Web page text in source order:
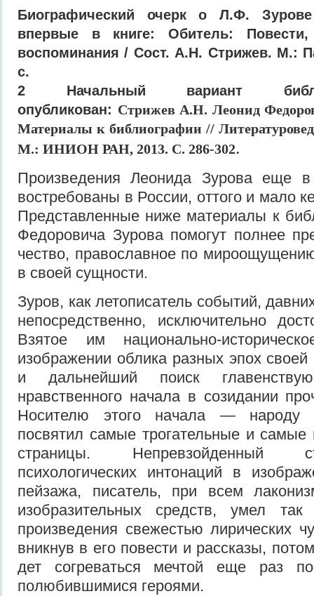
Биографический очерк о Л.Ф.
впервые в книге: Обитель:
воспоминания / Сост. А.Н. Стрижев. М.:
с.
2 Начальный вариант
опубликован: Стрижев А.Н. Леонид
Материалы к библиографии //
М.: ИНИОН РАН, 2013. С. 286-302.
Произведения Леонида Зурова еще
востребованы в России, оттого и мало
Представленные ниже материалы к
Федоровича Зурова помогут полнее
чество, православное по
в своей сущности.
Зуров, как летописатель событий,
непосредственно, исключительно
Взятое им национально-
изображении облика разных эпох
и дальней­ший поиск
нравствен­ного начала в созидании
Носителю этого начала — народу
посвятил самые трогательные и самые
страницы. Непревзойденный
психологических интонаций в
пейзажа, писатель, при всем
изобразительных средств, умел так
произведения свеже­стью лирических
вникнув в его повести и рассказы,
дет согреваться мечтой еще раз
полюбившимися героями.